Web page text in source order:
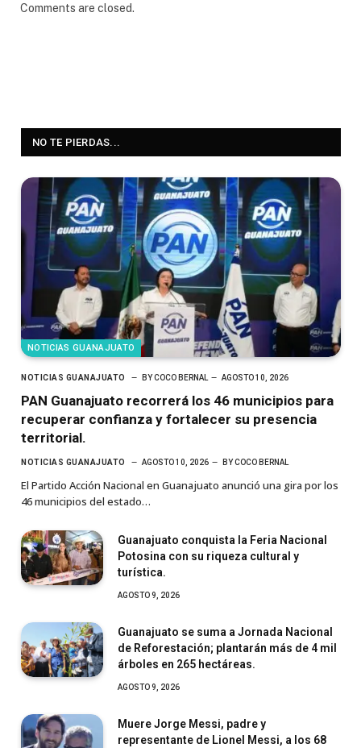
Comments are closed.
NO TE PIERDAS...
NOTICIAS GUANAJUATO
NOTICIAS GUANAJUATO BY COCO BERNAL AGOSTO 10, 2026
PAN Guanajuato recorrerá los 46 municipios para
recuperar confianza y fortalecer su presencia
territorial.
NOTICIAS GUANAJUATO AGOSTO 10, 2026 BY COCO BERNAL
El Partido Acción Nacional en Guanajuato anunció una gira por los
46 municipios del estado…
Guanajuato conquista la Feria Nacional
Potosina con su riqueza cultural y
turística.
AGOSTO 9, 2026
Guanajuato se suma a Jornada Nacional
de Reforestación; plantarán más de 4 mil
árboles en 265 hectáreas.
AGOSTO 9, 2026
Muere Jorge Messi, padre y
representante de Lionel Messi, a los 68